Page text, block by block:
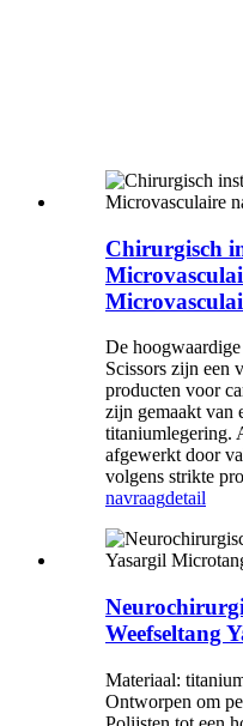
Chirurgisch
De
Scissors zijn een
producten voor
zijn gemaakt van
titaniumlegering.
afgewerkt door
volgens strikte
navraagdetail
Weefseltang
Materiaal:
Ontworpen om